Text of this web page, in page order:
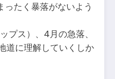
ったく暴落がないよう
プス）、4月の急落、
道に理解していくしか